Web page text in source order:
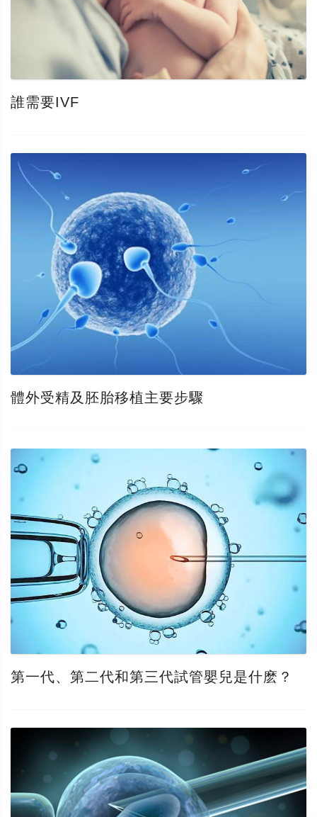
誰需要IVF
體外受精及胚胎移植主要步驟
第一代、第二代和第三代試管嬰兒是什麽？